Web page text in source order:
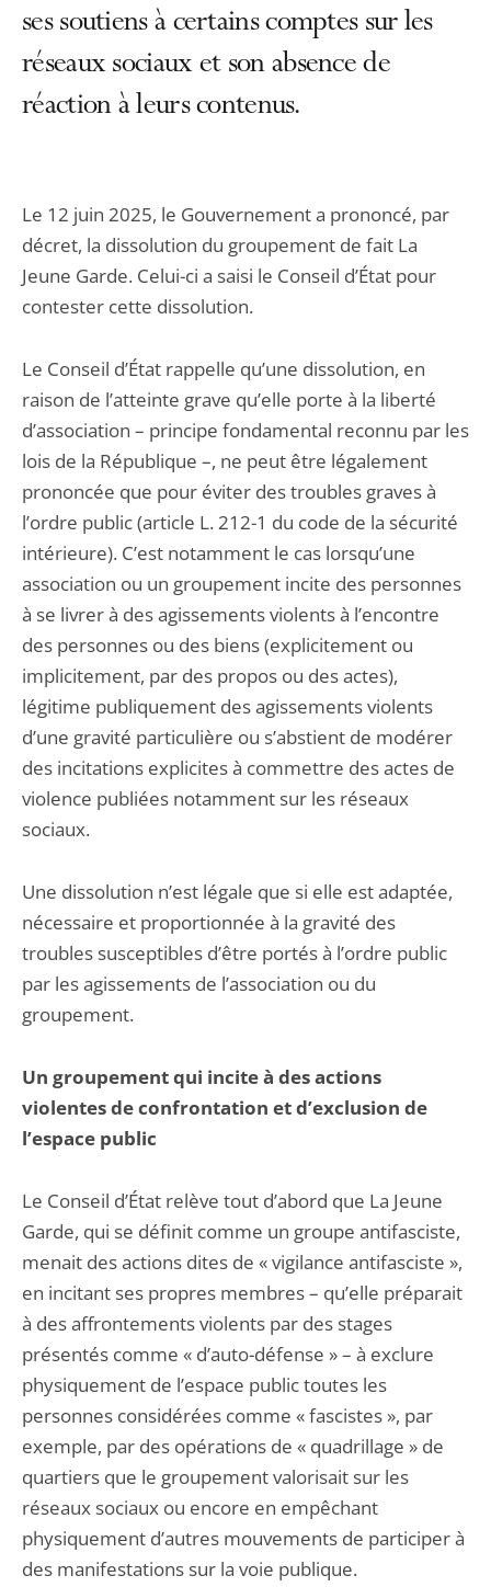
ses soutiens à certains comptes sur les
réseaux sociaux et son absence de
réaction à leurs contenus.
Le 12 juin 2025, le Gouvernement a prononcé, par
décret, la dissolution du groupement de fait La
Jeune Garde. Celui-ci a saisi le Conseil d’État pour
contester cette dissolution.
Le Conseil d’État rappelle qu’une dissolution, en
raison de l’atteinte grave qu’elle porte à la liberté
d’association – principe fondamental reconnu par les
lois de la République –, ne peut être légalement
prononcée que pour éviter des troubles graves à
l’ordre public (article L. 212-1 du code de la sécurité
intérieure). C’est notamment le cas lorsqu’une
association ou un groupement incite des personnes
à se livrer à des agissements violents à l’encontre
des personnes ou des biens (explicitement ou
implicitement, par des propos ou des actes),
légitime publiquement des agissements violents
d’une gravité particulière ou s’abstient de modérer
des incitations explicites à commettre des actes de
violence publiées notamment sur les réseaux
sociaux.
Une dissolution n’est légale que si elle est adaptée,
nécessaire et proportionnée à la gravité des
troubles susceptibles d’être portés à l’ordre public
par les agissements de l’association ou du
groupement.
Un groupement qui incite à des actions
violentes de confrontation et d’exclusion de
l’espace public
Le Conseil d’État relève tout d’abord que La Jeune
Garde, qui se définit comme un groupe antifasciste,
menait des actions dites de « vigilance antifasciste »,
en incitant ses propres membres – qu’elle préparait
à des affrontements violents par des stages
présentés comme « d’auto-défense » – à exclure
physiquement de l’espace public toutes les
personnes considérées comme « fascistes », par
exemple, par des opérations de « quadrillage » de
quartiers que le groupement valorisait sur les
réseaux sociaux ou encore en empêchant
physiquement d’autres mouvements de participer à
des manifestations sur la voie publique.